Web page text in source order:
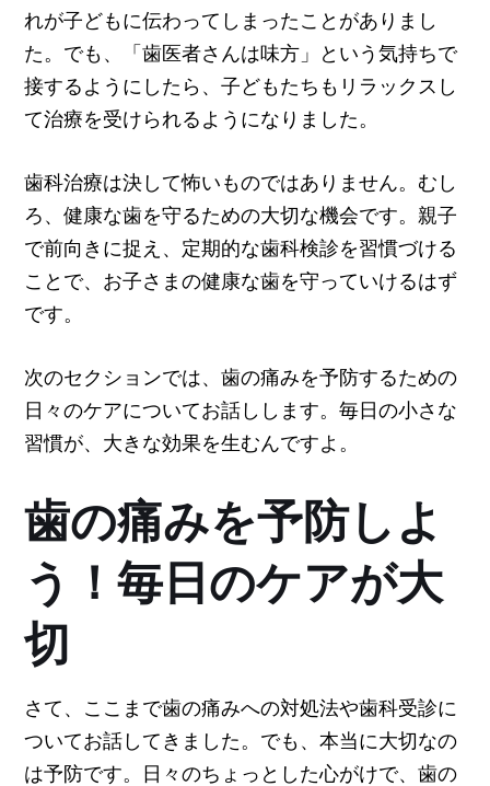
れが子どもに伝わってしまったことがありまし
た。でも、「歯医者さんは味方」という気持ちで
接するようにしたら、子どもたちもリラックスし
て治療を受けられるようになりました。
歯科治療は決して怖いものではありません。むし
ろ、健康な歯を守るための大切な機会です。親子
で前向きに捉え、定期的な歯科検診を習慣づける
ことで、お子さまの健康な歯を守っていけるはず
です。
次のセクションでは、歯の痛みを予防するための
日々のケアについてお話しします。毎日の小さな
習慣が、大きな効果を生むんですよ。
歯の痛みを予防しよ
う！毎日のケアが大
切
さて、ここまで歯の痛みへの対処法や歯科受診に
ついてお話してきました。でも、本当に大切なの
は予防です。日々のちょっとした心がけで、歯の